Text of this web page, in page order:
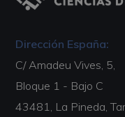
Dirección España:
C/ Amadeu Vives, 5,
Bloque 1 - Bajo C
43481, La Pineda,